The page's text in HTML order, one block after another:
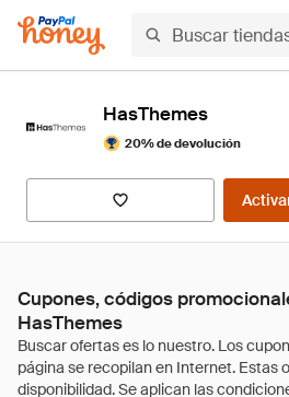
HasThemes
20% de devolución
Cupones, códigos
HasThemes